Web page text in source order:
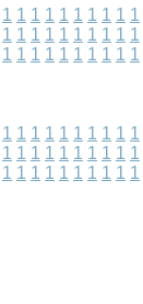
1 1 1 1 1 1 1 1 1 1
1 1 1 1 1 1 1 1 1 1
1 1 1 1 1 1 1 1 1 1
1 1 1 1 1 1 1 1 1 1
1 1 1 1 1 1 1 1 1 1
1 1 1 1 1 1 1 1 1 1